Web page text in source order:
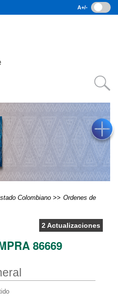
A+/-
Colombiano
Ordenes de
2 Actualizaciones
86669